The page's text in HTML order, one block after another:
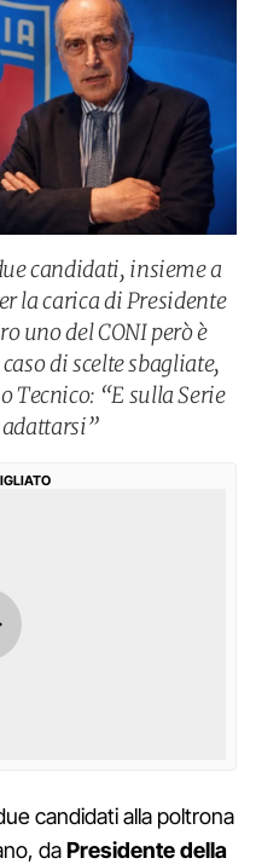
candidati, insieme a
la carica di Presidente
uno del CONI però è
di scelte sbagliate,
Tecnico: “E sulla Serie
candidati alla poltrona
daPresidente della